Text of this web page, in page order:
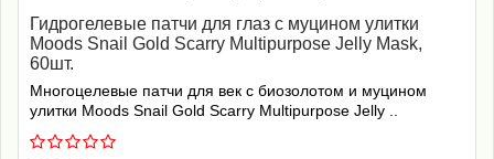
Гидрогелевые патчи для глаз с муцином улитки
Moods Snail Gold Sсarry Multipurpose Jelly Mask,
60шт.
Многоцелевые патчи для век с биозолотом и муцином
улитки Moods Snail Gold Sсarry Multipurpose Jelly ..